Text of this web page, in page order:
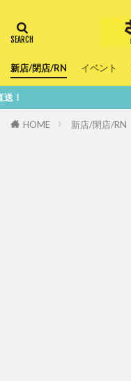
新店/閉店/RN イベント
HOME 新店/閉店/RN